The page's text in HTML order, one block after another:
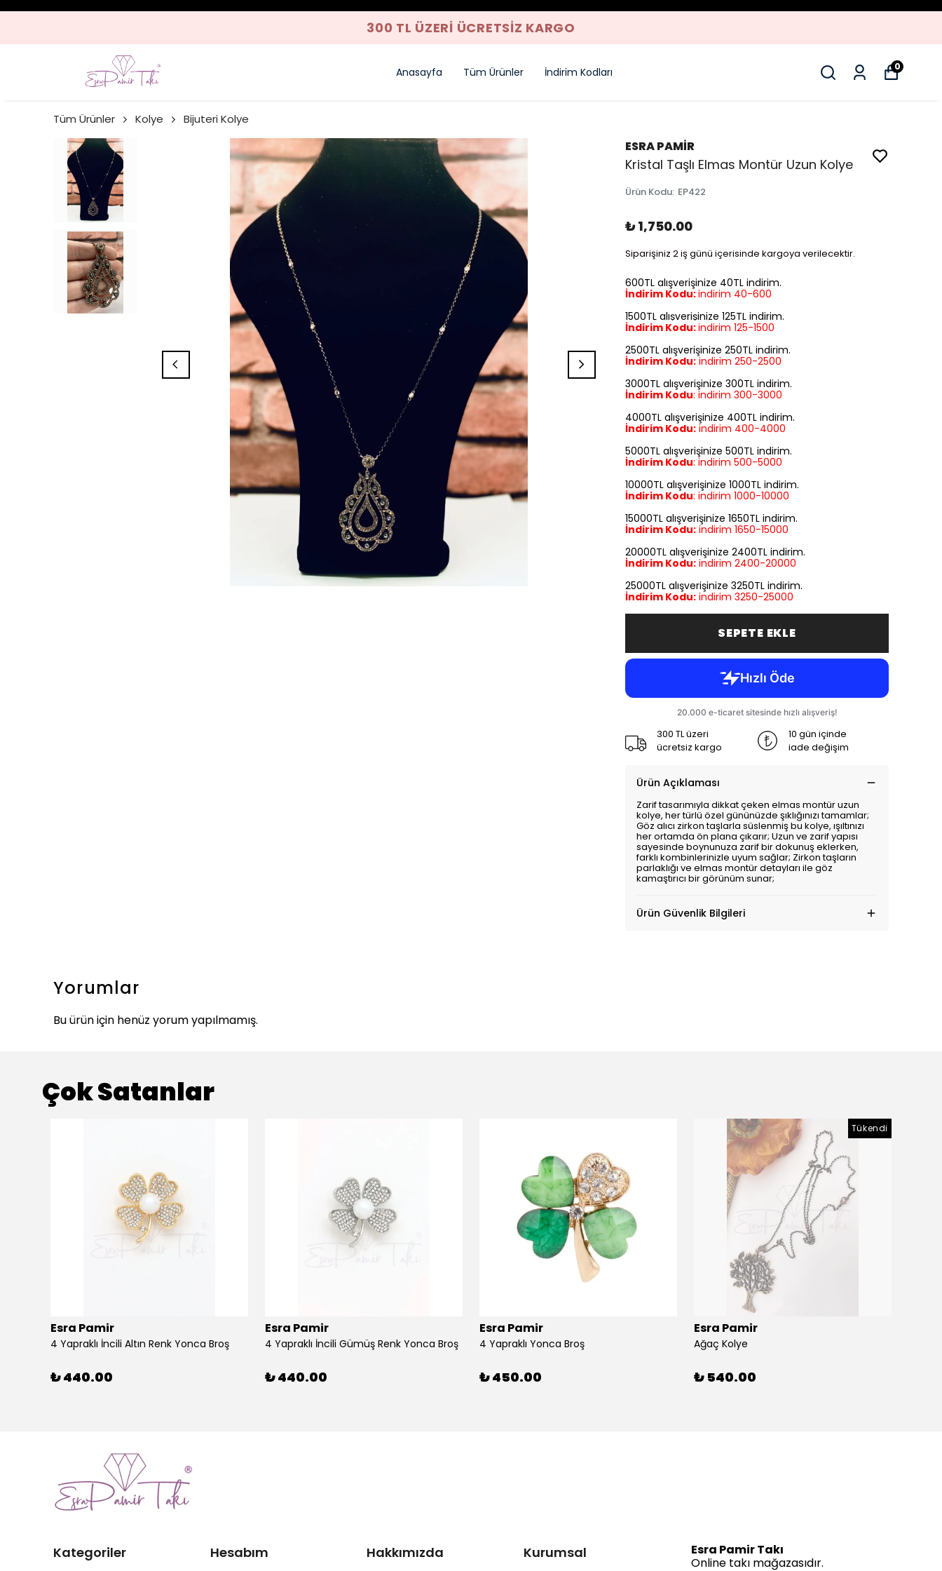
300 TL ÜZERI ÜCRETSIZ KARGO
Anasayfa Tüm Ürünler İndirim Kodları 0
Tüm Ürünler Kolye Bijuteri Kolye
ESRA PAMİR
Kristal Taşlı Elmas Montür Uzun Kolye
Ürün Kodu: EP422
₺ 1,750.00
Siparişiniz 2 iş günü içerisinde kargoya verilecektir.
600TL alışverişinize 40TL indirim.
İndirim Kodu:indirim 40-600
1500TL alışverişinize 125TL indirim.
İndirim Kodu:indirim 125-1500
2500TL alışverişinize 250TL indirim.
İndirim Kodu: indirim 250-2500
3000TL alışverişinize 300TL indirim.
İndirim Kodu: indirim 300-3000
4000TL alışverişinize 400TL indirim.
İndirim Kodu: indirim 400-4000
5000TL alışverişinize 500TL indirim.
İndirim Kodu: indirim 500-5000
10000TL alışverişinize 1000TL indirim.
İndirim Kodu: indirim 1000-10000
15000TL alışverişinize 1650TL indirim.
İndirim Kodu: indirim 1650-15000
20000TL alışverişinize 2400TL indirim.
İndirim Kodu: indirim 2400-20000
25000TL alışverişinize 3250TL indirim.
İndirim Kodu: indirim 3250-25000
SEPETE EKLE
300 TL üzeri
ücretsiz kargo
10 gün içinde
iade değişim
Ürün Açıklaması
Zarif tasarımıyla dikkat çeken elmas montür uzun
kolye, her türlü özel gününüzde şıklığınızı tamamlar;
Göz alıcı zirkon taşlarla süslenmiş bu kolye, ışıltınızı
her ortamda ön plana çıkarır; Uzun ve zarif yapısı
sayesinde boynunuza zarif bir dokunuş eklerken,
farklı kombinlerinizle uyum sağlar; Zirkon taşların
parlaklığı ve elmas montür detayları ile göz
kamaştırıcı bir görünüm sunar;
Ürün Güvenlik Bilgileri
Yorumlar
Bu ürün için henüz yorum yapılmamış.
Çok Satanlar
Esra Pamir
4 Yapraklı İncili Altın Renk Yonca Broş
₺ 440.00
Esra Pamir
4 Yapraklı İncili Gümüş Renk Yonca Broş
₺ 440.00
Esra Pamir
4 Yapraklı Yonca Broş
₺ 450.00
Tükendi
Esra Pamir
Ağaç Kolye
₺ 540.00
Kategoriler Hesabım Hakkımızda Kurumsal
Esra Pamir Takı
Online takı mağazasıdır.